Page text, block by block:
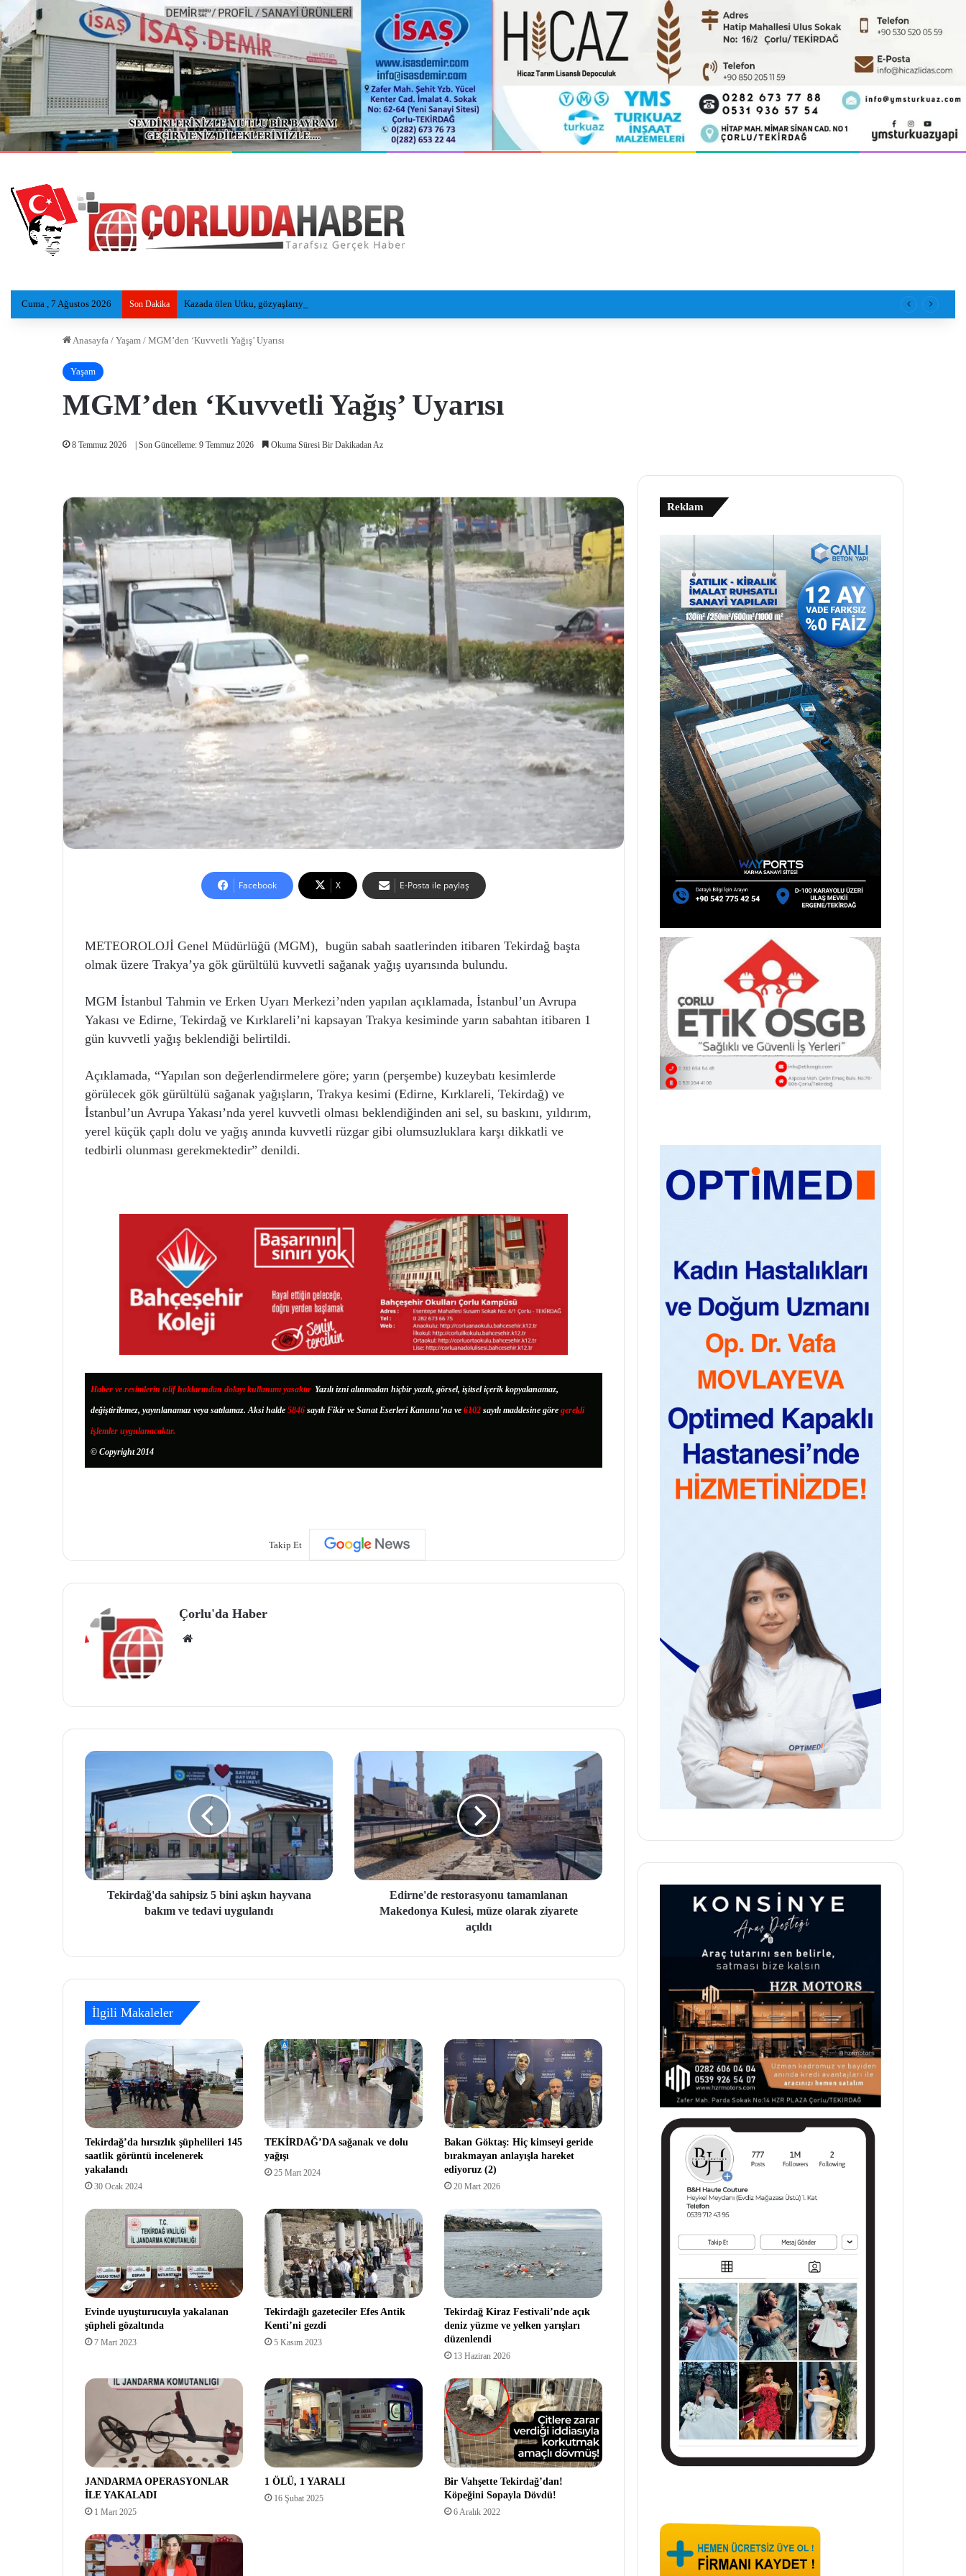
Cuma , 7 Ağustos 2026 Son Dakika Kazada ölen Utku, gözyaşlarıyla toprağa verildi
Anasayfa / Yaşam / MGM’den ‘Kuvvetli Yağış’ Uyarısı
Yaşam
MGM’den ‘Kuvvetli Yağış’ Uyarısı
8 Temmuz 2026 | Son Güncelleme: 9 Temmuz 2026 Okuma Süresi Bir Dakikadan Az
Facebook X E-Posta ile paylaş
METEOROLOJİ Genel Müdürlüğü (MGM), bugün sabah saatlerinden itibaren Tekirdağ başta
olmak üzere Trakya’ya gök gürültülü kuvvetli sağanak yağış uyarısında bulundu.
MGM İstanbul Tahmin ve Erken Uyarı Merkezi’nden yapılan açıklamada, İstanbul’un Avrupa
Yakası ve Edirne, Tekirdağ ve Kırklareli’ni kapsayan Trakya kesiminde yarın sabahtan itibaren 1
gün kuvvetli yağış beklendiği belirtildi.
Açıklamada, “Yapılan son değerlendirmelere göre; yarın (perşembe) kuzeybatı kesimlerde
görülecek gök gürültülü sağanak yağışların, Trakya kesimi (Edirne, Kırklareli, Tekirdağ) ve
İstanbul’un Avrupa Yakası’nda yerel kuvvetli olması beklendiğinden ani sel, su baskını, yıldırım,
yerel küçük çaplı dolu ve yağış anında kuvvetli rüzgar gibi olumsuzluklara karşı dikkatli ve
tedbirli olunması gerekmektedir” denildi.
Haber ve resimlerin telif haklarından dolayı kullanımı yasaktır. Yazılı izni alınmadan hiçbir yazılı, görsel, işitsel içerik kopyalanamaz,
değiştirilemez, yayınlanamaz veya satılamaz. Aksi halde 5846 sayılı Fikir ve Sanat Eserleri Kanunu’na ve 6102 sayılı maddesine göre gerekli
işlemler uygulanacaktır.
© Copyright 2014
Takip Et
Çorlu'da Haber
Tekirdağ'da sahipsiz 5 bini aşkın hayvana
bakım ve tedavi uygulandı
Edirne'de restorasyonu tamamlanan
Makedonya Kulesi, müze olarak ziyarete
açıldı
İlgili Makaleler
Tekirdağ’da hırsızlık şüphelileri 145
saatlik görüntü incelenerek
yakalandı
30 Ocak 2024
TEKİRDAĞ’DA sağanak ve dolu
yağışı
25 Mart 2024
Bakan Göktaş: Hiç kimseyi geride
bırakmayan anlayışla hareket
ediyoruz (2)
20 Mart 2026
Evinde uyuşturucuyla yakalanan
şüpheli gözaltında
7 Mart 2023
Tekirdağlı gazeteciler Efes Antik
Kenti’ni gezdi
5 Kasım 2023
Tekirdağ Kiraz Festivali’nde açık
deniz yüzme ve yelken yarışları
düzenlendi
13 Haziran 2026
JANDARMA OPERASYONLAR
İLE YAKALADI
1 Mart 2025
1 ÖLÜ, 1 YARALI
16 Şubat 2025
Bir Vahşette Tekirdağ’dan!
Köpeğini Sopayla Dövdü!
6 Aralık 2022
Reklam